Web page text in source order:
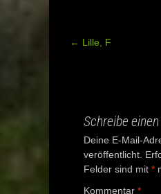
Post
← Lille, F
Schreibe
Deine E-Mail-
veröffentlicht.
Felder sind mit *
Kommentar *